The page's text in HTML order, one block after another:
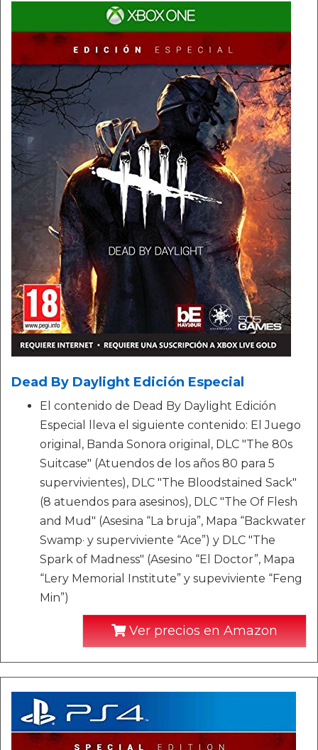
Dead By Daylight Edición Especial
El contenido de Dead By Daylight Edición
Especial lleva el siguiente contenido: El Juego
original, Banda Sonora original, DLC "The 80s
Suitcase" (Atuendos de los años 80 para 5
supervivientes), DLC "The Bloodstained Sack"
(8 atuendos para asesinos), DLC "The Of Flesh
and Mud" (Asesina “La bruja”, Mapa “Backwater
Swamp· y superviviente “Ace”) y DLC "The
Spark of Madness" (Asesino “El Doctor”, Mapa
“Lery Memorial Institute” y supeviviente “Feng
Min”)
Ver precios en Amazon